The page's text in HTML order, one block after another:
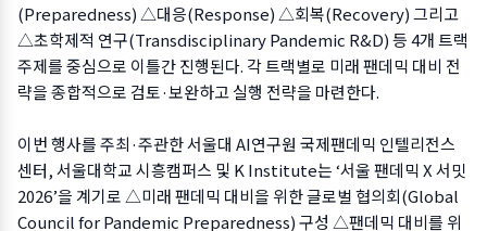
(Preparedness) △대응(Response) △회복(Recovery) 그리고
△초학제적 연구(Transdisciplinary Pandemic R&D) 등 4개 트랙
주제를 중심으로 이틀간 진행된다. 각 트랙별로 미래 팬데믹 대비 전
략을 종합적으로 검토·보완하고 실행 전략을 마련한다.
이번 행사를 주최·주관한 서울대 AI연구원 국제팬데믹 인텔리전스
센터, 서울대학교 시흥캠퍼스 및 K Institute는 ‘서울 팬데믹 X 서밋
2026’을 계기로 △미래 팬데믹 대비을 위한 글로벌 협의회(Global
Council for Pandemic Preparedness) 구성 △팬데믹 대비를 위